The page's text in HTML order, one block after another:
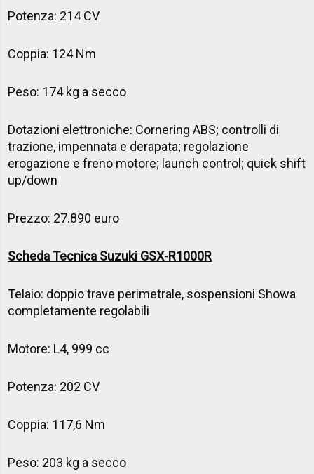
Potenza: 214 CV
Coppia: 124 Nm
Peso: 174 kg a secco
Dotazioni elettroniche: Cornering ABS; controlli di
trazione, impennata e derapata; regolazione
erogazione e freno motore; launch control; quick shift
up/down
Prezzo: 27.890 euro
Scheda Tecnica Suzuki GSX-R1000R
Telaio: doppio trave perimetrale, sospensioni Showa
completamente regolabili
Motore: L4, 999 cc
Potenza: 202 CV
Coppia: 117,6 Nm
Peso: 203 kg a secco